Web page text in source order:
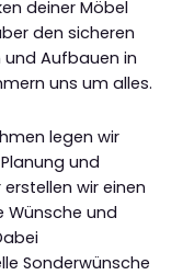
deiner Möbel
den sicheren
Aufbauen in
uns um alles.
legen wir
und
wir einen
Wünsche und
Sonderwünsche